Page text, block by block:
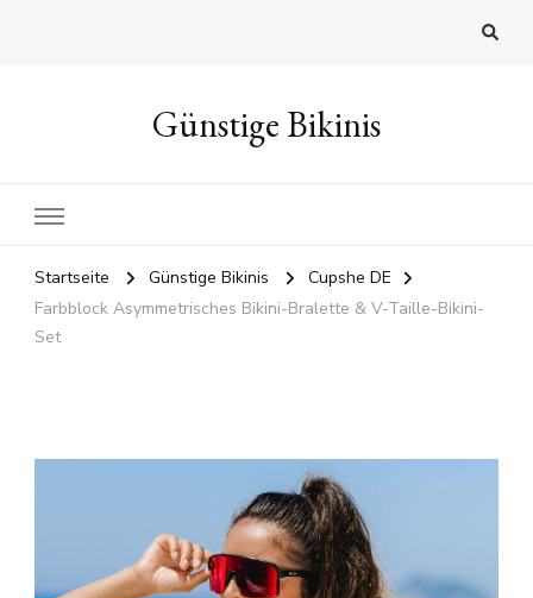
Günstige Bikinis
Startseite Günstige Bikinis
Cupshe DE
Farbblock Asymmetrisches Bikini-Bralette & V-Taille-Bikini-
Set